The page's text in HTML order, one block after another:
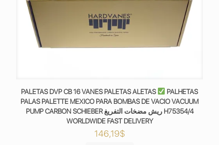
PALETAS DVP CB 16 VANES PALETAS ALETAS
PALHETAS
PALAS PALETTE MEXICO PARA BOMBAS DE VACIO VACUUM
PUMP CARBON SCHIEBER ريش مضخات التفريغ H75354/4
WORLDWIDE FAST DELIVERY
146,19$